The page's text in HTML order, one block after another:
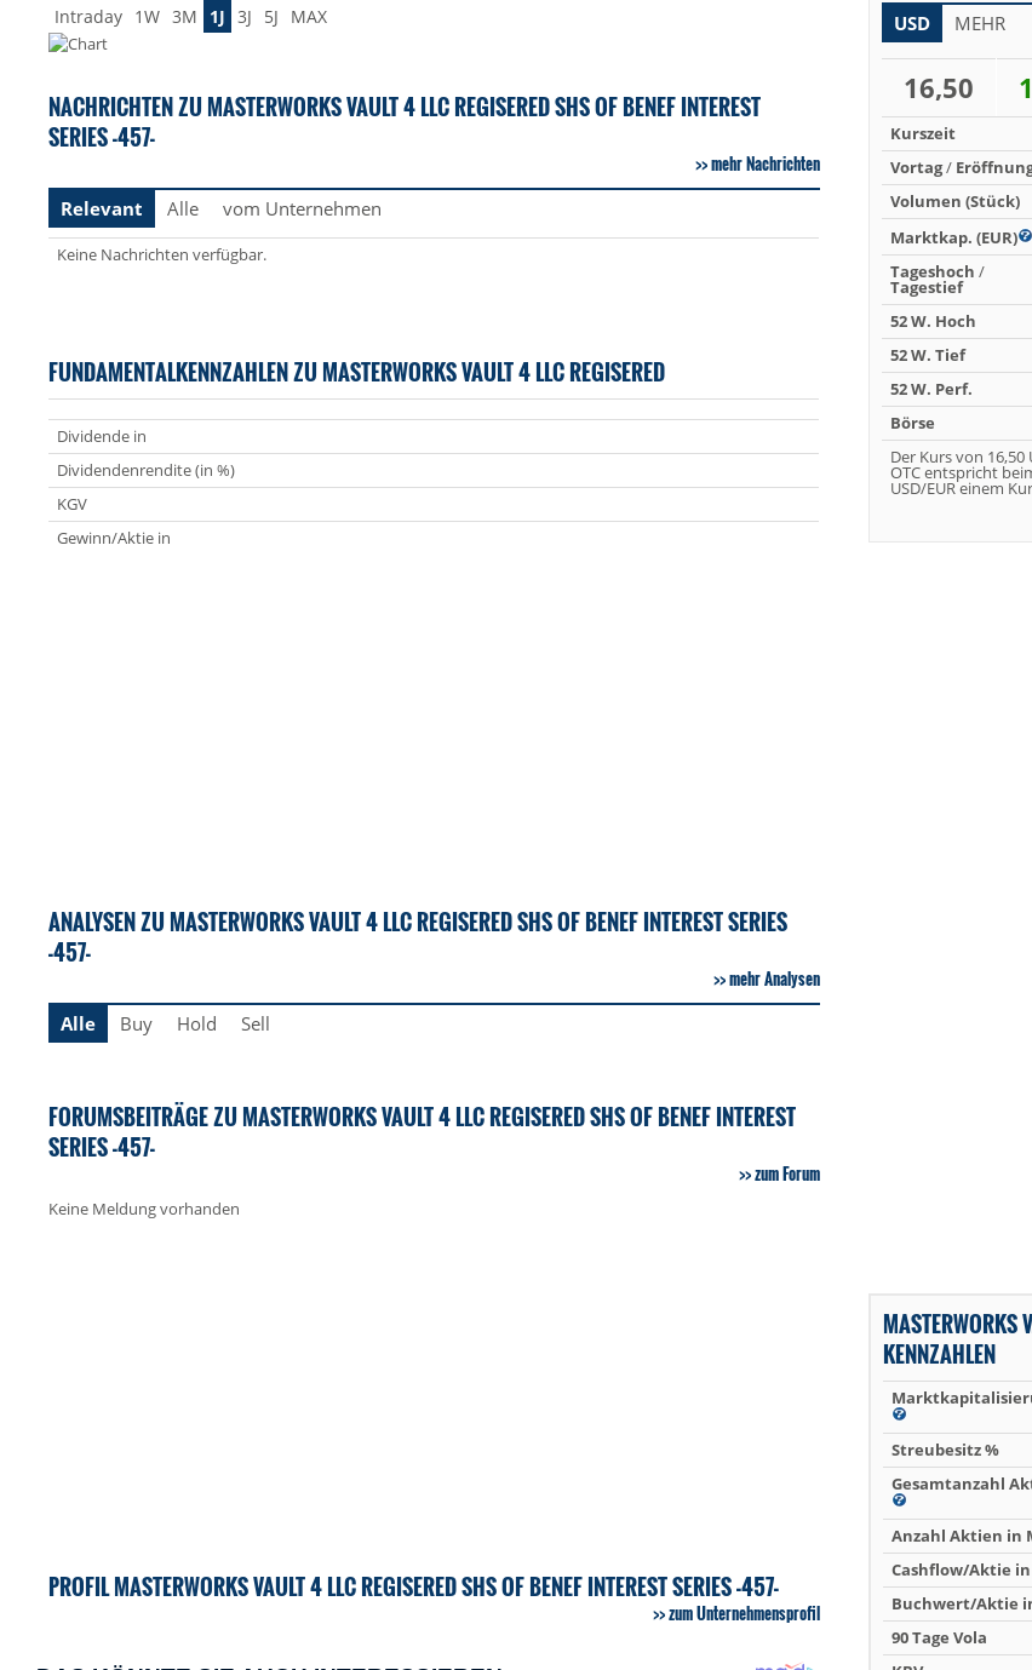
Intraday 1W 3M 1J 3J 5J MAX
NACHRICHTEN ZU MASTERWORKS VAULT 4 LLC REGISERED SHS OF BENEF INTEREST
SERIES -457-
mehr Nachrichten
Relevant
Alle vom Unternehmen
Keine Nachrichten verfügbar.
FUNDAMENTALKENNZAHLEN ZU MASTERWORKS VAULT 4 LLC REGISERED
Dividende in
Dividendenrendite (in %)
KGV
Gewinn/Aktie in
ANALYSEN ZU MASTERWORKS VAULT 4 LLC REGISERED SHS OF BENEF INTEREST SERIES
-457-
mehr Analysen
Alle
Buy Hold Sell
FORUMSBEITRÄGE ZU MASTERWORKS VAULT 4 LLC REGISERED SHS OF BENEF INTEREST
SERIES -457-
zum Forum
Keine Meldung vorhanden
PROFIL MASTERWORKS VAULT 4 LLC REGISERED SHS OF BENEF INTEREST SERIES -457-
zum Unternehmensprofil
USD MEHR
16,50
Kurszeit
Vortag/
Volumen (Stück)
Marktkap. (EUR)
Tageshoch /
Tagestief
52 W. Hoch
52 W. Tief
52 W. Perf.
Börse
Der Kurs von 16,50
OTC entspricht
USD/EUR einem
MASTERWORKS
KENNZAHLEN
Streubesitz %
Gesamtanzahl
Anzahl Aktien in
Cashflow/Aktie in
Buchwert/Aktie
90 Tage Vola